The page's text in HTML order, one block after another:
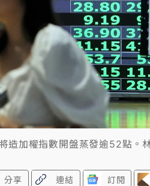
造加權指數開盤蒸發逾52點。
分享 連結 訂閱